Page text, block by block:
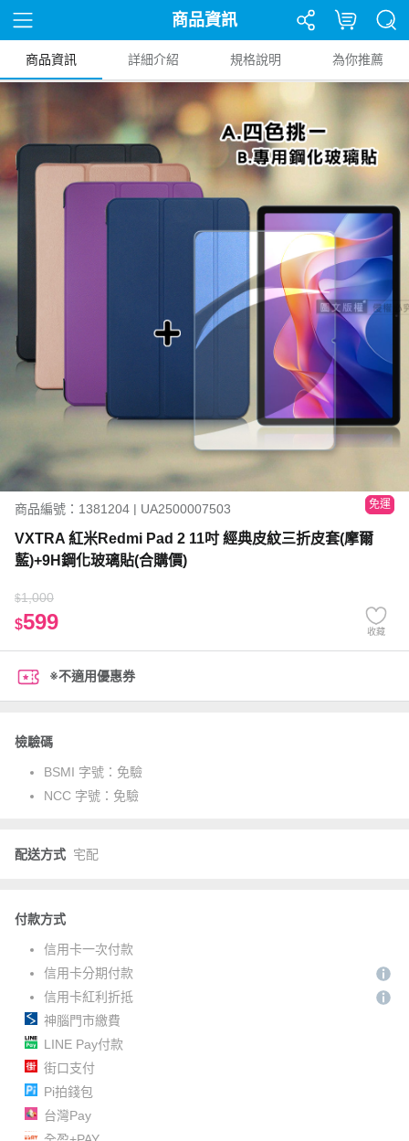
商品資訊
商品資訊 詳細介紹 規格說明 為你推薦
商品編號：1381204 | UA2500007503 免運
VXTRA 紅米Redmi Pad 2 11吋 經典皮紋三折皮套(摩爾
藍)+9H鋼化玻璃貼(合購價)
$1,000
$599 收藏
※不適用優惠券
檢驗碼
BSMI 字號： 免驗
NCC 字號： 免驗
配送方式 宅配
付款方式
信用卡一次付款
信用卡分期付款
信用卡紅利折抵
神腦門市繳費
LINE Pay付款
街口支付
Pi拍錢包
台灣Pay